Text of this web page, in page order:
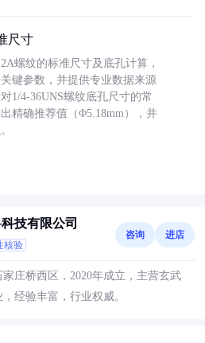
尺寸
螺纹的标准尺寸及底孔计算，
键参数，并提供专业数据来源
1/4-36UNS螺纹底孔尺寸的常
精确推荐值（Φ5.18mm），并
技有限公司
核验
咨询 进店
庄桥西区，2020年成立，主营玄武
经验丰富，行业权威。